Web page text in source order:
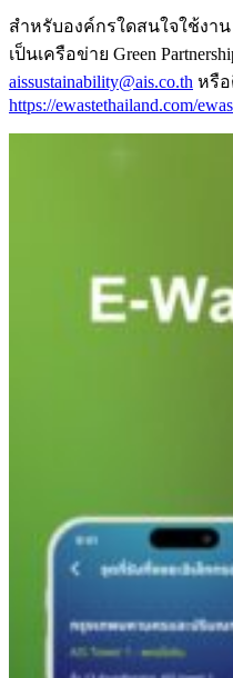
สำหรับองค์กรใดสนใจใช้งาน
เป็นเครือข่าย Green
aissustainability@ais.co.th หรือ
https://ewastethailand.com/